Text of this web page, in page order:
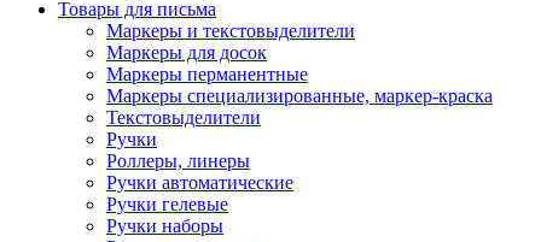
Товары для письма
Маркеры и текстовыделители
Маркеры для досок
Маркеры перманентные
Маркеры специализированные, маркер-краска
Текстовыделители
Ручки
Роллеры, линеры
Ручки автоматические
Ручки гелевые
Ручки наборы